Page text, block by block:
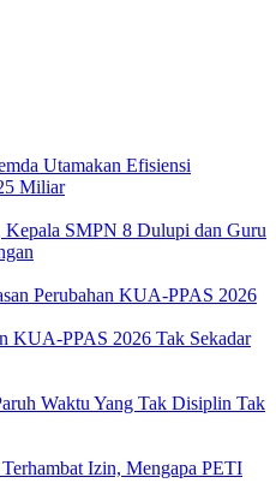
Utamakan Efisiensi
Miliar
SMPN 8 Dulupi dan Guru
Perubahan KUA-PPAS 2026
KUA-PPAS 2026 Tak Sekadar
Waktu Yang Tak Disiplin Tak
Izin, Mengapa PETI